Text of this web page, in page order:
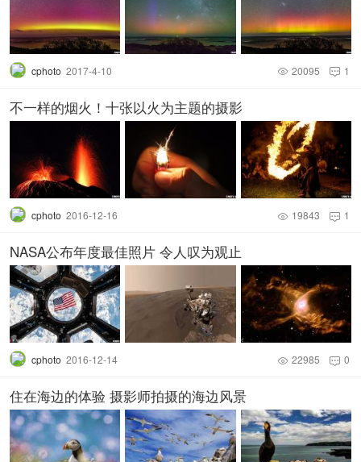
cphoto 2017-4-10  1
 20095
不一样的烟火！十张以火为主题的摄影
cphoto 2016-12-16  1
 19843
NASA公布年度最佳照片 令人叹为观止
cphoto 2016-12-14  0
 22985
住在海边的体验 摄影师拍摄的海边风景